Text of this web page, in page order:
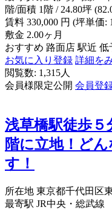
階/面積 1階 / 24.80坪
賃料 330,000 円 (坪単価:
敷金 2.00ヶ月
おすすめ 路面店 駅近 低
お気に入り登録 詳細を
閲覧数: 1,315人
会員様限定公開 会員登
浅草橋駅徒歩５
階に立地！ど
す！
所在地 東京都千代田区
最寄駅 JR中央・総武線